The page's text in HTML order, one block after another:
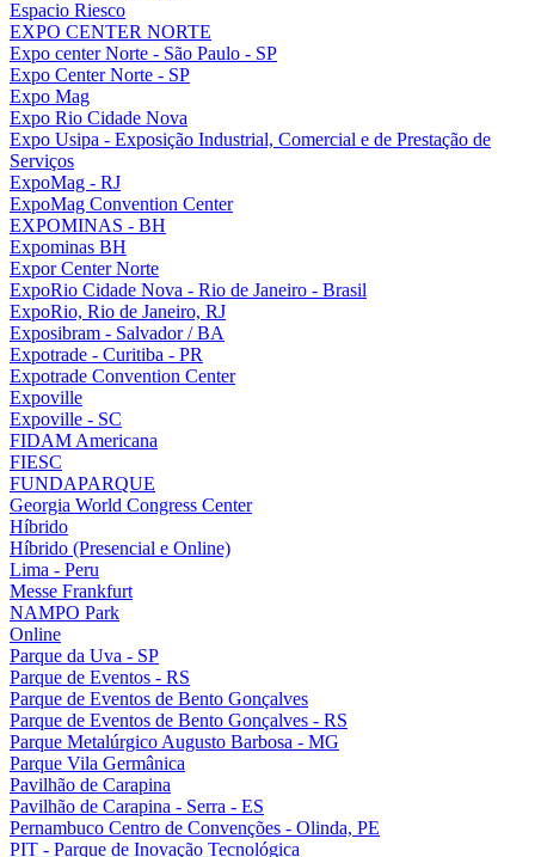
Espacio Riesco
EXPO CENTER NORTE
Expo center Norte - São Paulo - SP
Expo Center Norte - SP
Expo Mag
Expo Rio Cidade Nova
Expo Usipa - Exposição Industrial, Comercial e de Prestação de
Serviços
ExpoMag - RJ
ExpoMag Convention Center
EXPOMINAS - BH
Expominas BH
Expor Center Norte
ExpoRio Cidade Nova - Rio de Janeiro - Brasil
ExpoRio, Rio de Janeiro, RJ
Exposibram - Salvador / BA
Expotrade - Curitiba - PR
Expotrade Convention Center
Expoville
Expoville - SC
FIDAM Americana
FIESC
FUNDAPARQUE
Georgia World Congress Center
Híbrido
Híbrido (Presencial e Online)
Lima - Peru
Messe Frankfurt
NAMPO Park
Online
Parque da Uva - SP
Parque de Eventos - RS
Parque de Eventos de Bento Gonçalves
Parque de Eventos de Bento Gonçalves - RS
Parque Metalúrgico Augusto Barbosa - MG
Parque Vila Germânica
Pavilhão de Carapina
Pavilhão de Carapina - Serra - ES
Pernambuco Centro de Convenções - Olinda, PE
PIT - Parque de Inovação Tecnológica